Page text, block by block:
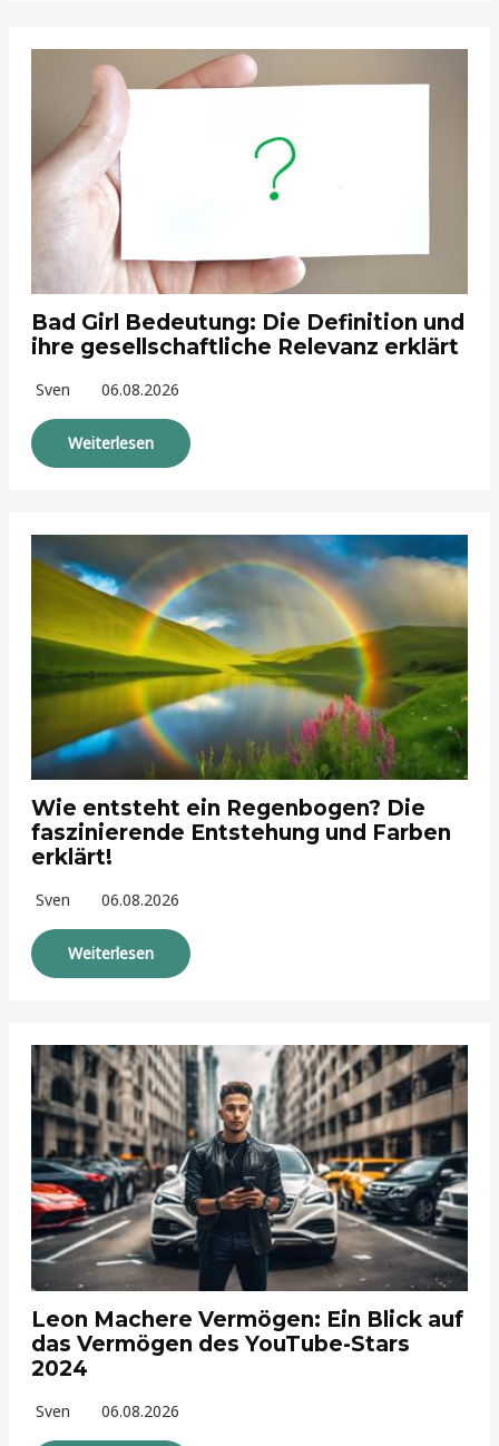
Bad Girl Bedeutung: Die Definition und
ihre gesellschaftliche Relevanz erklärt
Sven 06.08.2026
Weiterlesen
Wie entsteht ein Regenbogen? Die
faszinierende Entstehung und Farben
erklärt!
Sven 06.08.2026
Weiterlesen
Leon Machere Vermögen: Ein Blick auf
das Vermögen des YouTube-Stars
2024
Sven 06.08.2026